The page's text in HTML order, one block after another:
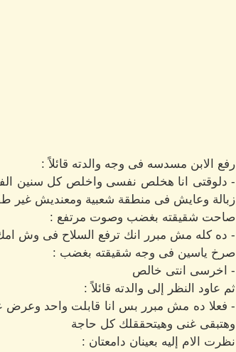
رفع الابن مسدسه فى وجه والدته قائلاً :
- دلوقتى انا هخلص نفسى واخلص كل سنين
زبالة وعايش فى منطقة شعبية ومعنديش غير
صاحت شقيقته بغضب وصوت مرتفع :
- ده كله مش مبرر انك ترفع السلاح فى وش
صرخ ياسين فى وجه شقيقته بغضب :
- اخرسى انتى خالص
ثم عاود النظر إلى والدته قائلاً :
- فعلا ده مش مبرر بس انا قابلت واحد وعرض
وهتبقى غنى وهيتحققلك كل حاجة
نظرت الام إليه بعينان دامعتان :